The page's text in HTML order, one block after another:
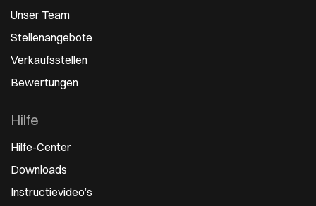
Unser Team
Stellenangebote
Verkaufsstellen
Bewertungen
Hilfe
Hilfe-Center
Downloads
Instructievideo’s